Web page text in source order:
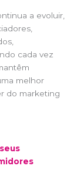
a evoluir,
cada vez
melhor
do marketing